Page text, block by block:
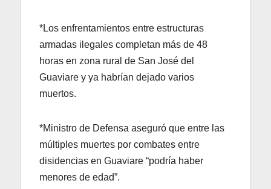
*Los enfrentamientos entre estructuras
armadas ilegales completan más de 48
horas en zona rural de San José del
Guaviare y ya habrían dejado varios
muertos.
*Ministro de Defensa aseguró que entre las
múltiples muertes por combates entre
disidencias en Guaviare “podría haber
menores de edad”.